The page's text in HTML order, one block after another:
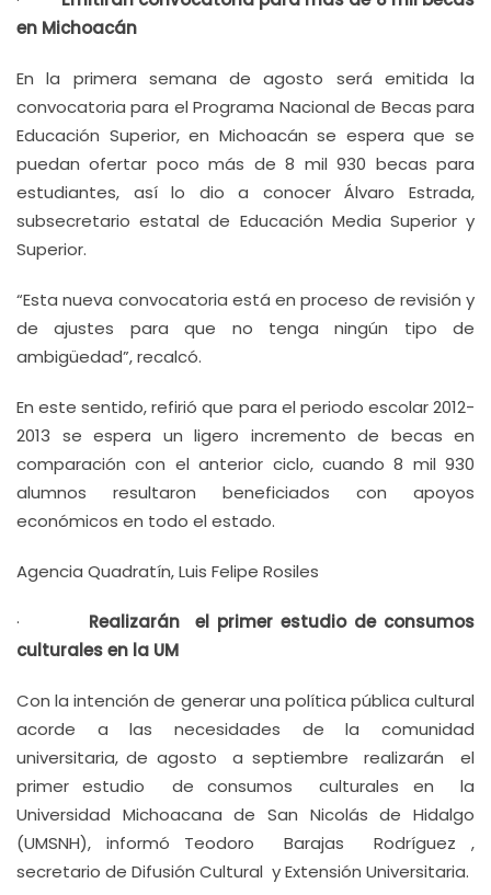
en Michoacán
En la primera semana de agosto será emitida la
convocatoria para el Programa Nacional de Becas para
Educación Superior, en Michoacán se espera que se
puedan ofertar poco más de 8 mil 930 becas para
estudiantes, así lo dio a conocer Álvaro Estrada,
subsecretario estatal de Educación Media Superior y
Superior.
“Esta nueva convocatoria está en proceso de revisión y
de ajustes para que no tenga ningún tipo de
ambigüedad”, recalcó.
En este sentido, refirió que para el periodo escolar 2012-
2013 se espera un ligero incremento de becas en
comparación con el anterior ciclo, cuando 8 mil 930
alumnos resultaron beneficiados con apoyos
económicos en todo el estado.
Agencia Quadratín, Luis Felipe Rosiles
· Realizarán el primer estudio de consumos
culturales en la UM
Con la intención de generar una política pública cultural
acorde a las necesidades de la comunidad
universitaria, de agosto a septiembre realizarán el
primer estudio de consumos culturales en la
Universidad Michoacana de San Nicolás de Hidalgo
(UMSNH), informó Teodoro Barajas Rodríguez ,
secretario de Difusión Cultural y Extensión Universitaria.